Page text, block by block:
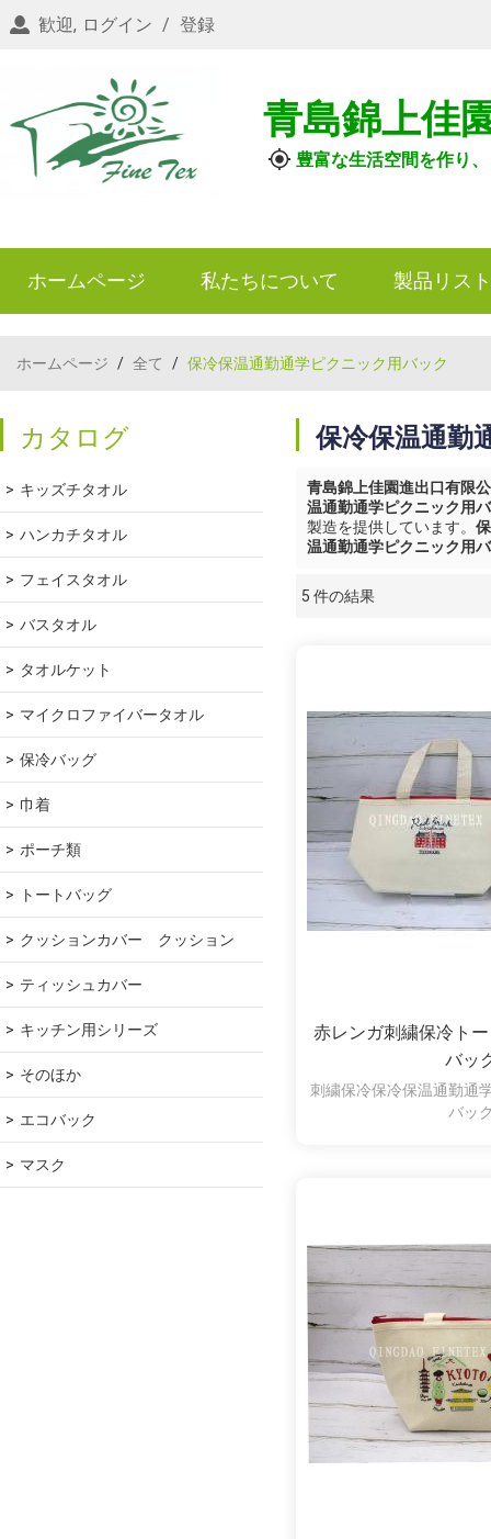
歓迎, ログイン / 登録
青島錦上佳
豊富な生活空間を作り
ホームページ 私たちについて 製品リスト
ホームページ / 全て / 保冷保温通勤通学ピクニック用バック
カタログ
キッズチタオル
ハンカチタオル
フェイスタオル
バスタオル
タオルケット
マイクロファイバータオル
保冷バッグ
巾着
ポーチ類
トートバッグ
クッションカバー　クッション
ティッシュカバー
キッチン用シリーズ
そのほか
エコバック
マスク
保冷保温通勤
青島錦上佳園進出口有限
温通勤通学ピクニック用
製造を提供しています。
温通勤通学ピクニック用
5 件の結果
ショーケース
赤レンガ刺繍保冷ト
バッ
刺繍保冷保冷保温通勤通
バッ